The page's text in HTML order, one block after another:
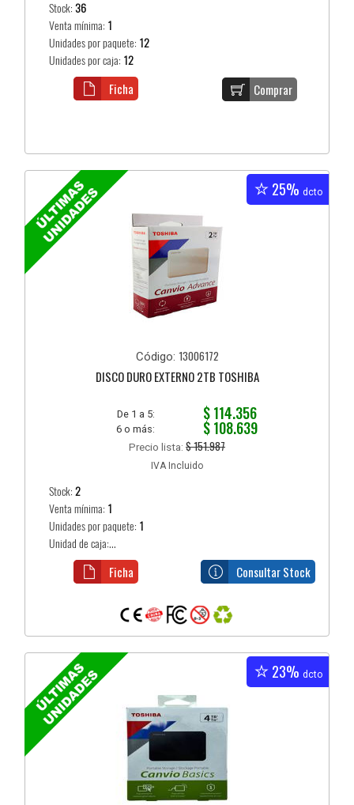
Stock:36
Venta mínima: 1
Unidades por paquete: 12
Unidades por caja: 12
Comprar
Ficha
25% dcto
Código: 13006172
DISCO DURO EXTERNO 2TB TOSHIBA
De 1 a 5: $ 114.356
6 o más: $ 108.639
Precio lista: $ 151.987
IVA Incluido
Stock:2
Venta mínima: 1
Unidades por paquete: 1
Unidad de caja:...
Consultar Stock
Ficha
23% dcto